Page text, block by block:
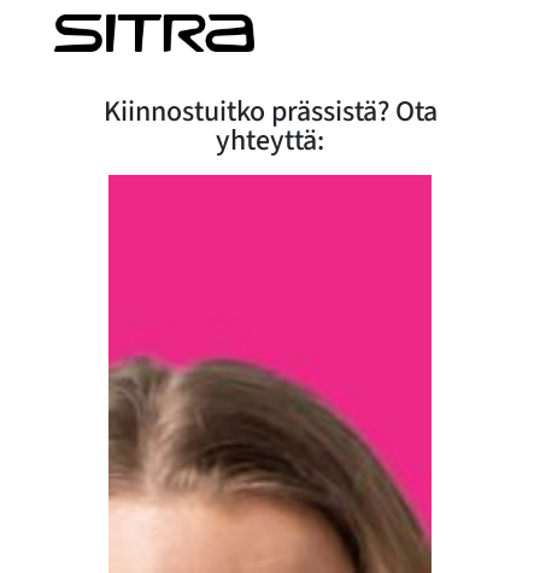
Kiinnostuitko prässistä? Ota
yhteyttä: